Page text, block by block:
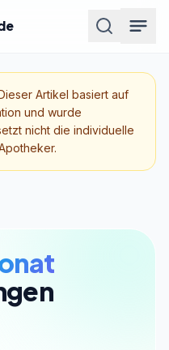
Artikel basiert auf
und wurde
nicht die individuelle